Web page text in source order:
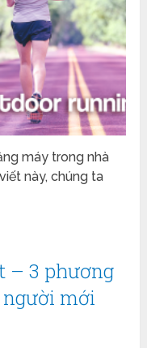
máy trong nhà
này, chúng ta
– 3 phương
mới